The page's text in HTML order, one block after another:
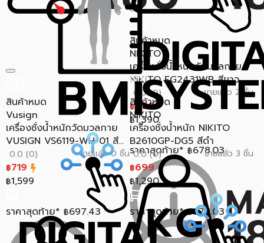
สินค้าหมด
NIKITO
เครื่องชั่งน้ำหนักวัดมวลกาย
NIKITO FG2431WB สีขาว
0.0 (0) ขายแล้ว 2 ชิ้น
฿ 699
฿1,390
ราคาสุดท้าย* ฿678.03
สินค้าหมด
Vusign
เครื่องชั่งน้ำหนักวัดมวลกาย
VUSIGN VS6119-WH-01 สี...
0.0 (0) ขายแล้ว 0 ชิ้น
฿719
฿1,599
ราคาสุดท้าย* ฿697.43
สินค้าหมด
NIKITO
เครื่องชั่งน้ำหนัก NIKITO
B2610GP-DG5 สีดำ
0.0 (0) ขายแล้ว 3 ชิ้น
฿699
฿1,290
ราคาสุดท้าย* ฿678.03